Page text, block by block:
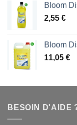
Bloom
2,55 €
Bloom
11,05 €
BESOIN D'AIDE